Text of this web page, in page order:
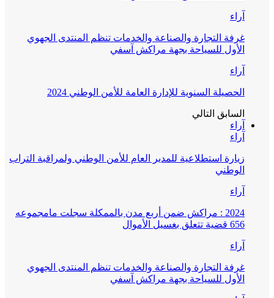
آراء
غرفة التجارة والصناعة والخدمات تنظم المنتدى الجهوي
الأول للسياحة بجهة مراكش آسفي
آراء
الحصيلة السنوية للإدارة العامة للأمن الوطني 2024
السابق التالي
آراء
آراء
زيارة استطلاعية للمدير العام للأمن الوطني ولمراقبة التراب
الوطني
آراء
2024 : مراكش ضمن أربع مدن بالممكلة سجلت مامجموعه
656 قضية تتعلق بغسيل الأموال
آراء
غرفة التجارة والصناعة والخدمات تنظم المنتدى الجهوي
الأول للسياحة بجهة مراكش آسفي